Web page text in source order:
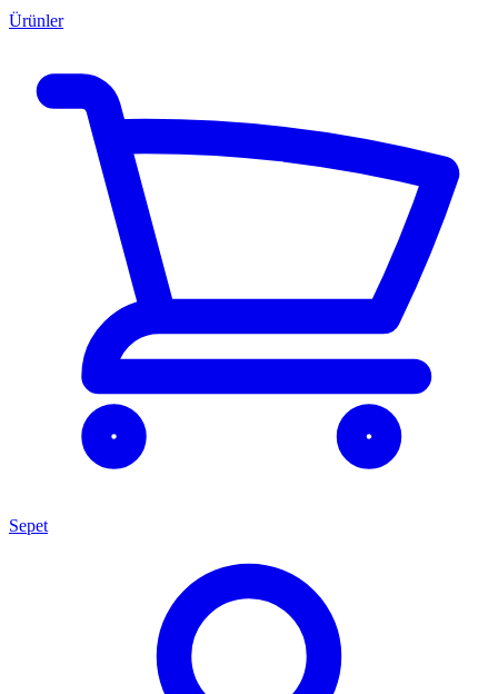
Ürünler
Sepet